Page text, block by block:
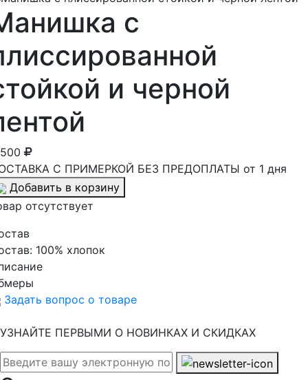
с
и черной
С ПРИМЕРКОЙ БЕЗ ПРЕДОПЛАТЫ от 1 дня
Добавить в корзину
отсутствует
100% хлопок
Задать вопрос о товаре
УЗНАЙТЕ ПЕРВЫМИ О НОВИНКАХ И СКИДКАХ